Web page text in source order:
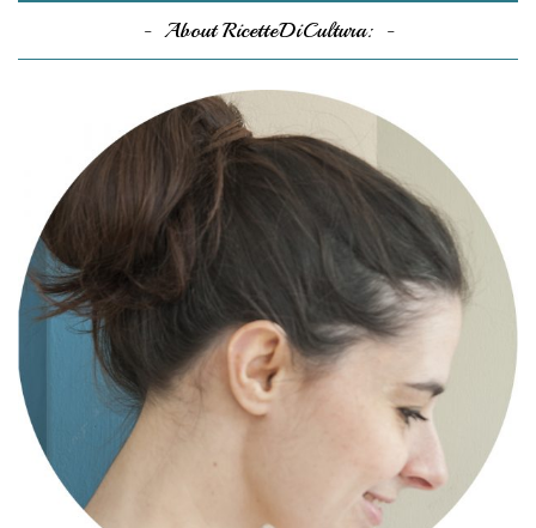
About RicetteDiCultura: